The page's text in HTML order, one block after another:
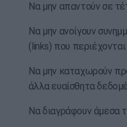
Να μην απαντούν σε
Να μην ανοίγουν
(links) που
Να μην καταχωρούν
άλλα ευαίσθητα
Να διαγράφουν άμεσα